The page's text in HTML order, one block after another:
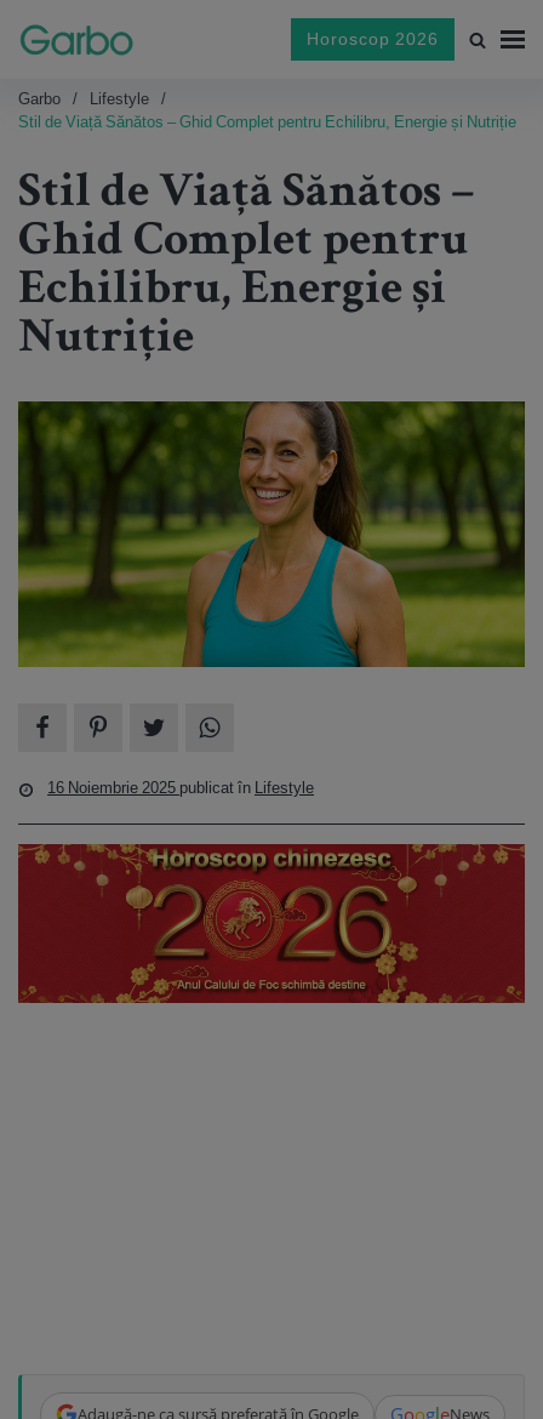
Horoscop 2026
Garbo
Lifestyle
Stil de Viață Sănătos – Ghid Complet pentru Echilibru, Energie și Nutriție
Stil de Viață Sănătos –
Ghid Complet pentru
Echilibru, Energie și
Nutriție
16 Noiembrie 2025 publicat în Lifestyle
Adaugă-ne ca sursă preferată în Google GoogleNews